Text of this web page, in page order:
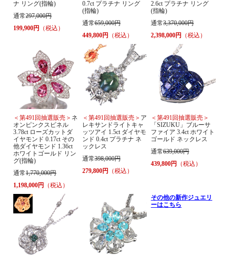
ナ リング(指輪)
通常297,000円
199,900円
（税込）
0.7ct プラチナ リング
(指輪)
通常659,000円
449,800円
（税込）
2.6ct プラチナ リング
(指輪)
通常3,370,000円
2,398,000円
（税込）
＜第491回抽選販売＞ ネ
オンピンクスピネル
3.78ct ローズカットダ
イヤモンド 0.17ct その
他ダイヤモンド 1.36ct
ホワイトゴールド リン
グ(指輪)
通常1,770,000円
1,198,000円 （税込）
＜第491回抽選販売＞ ア
レキサンドライトキャ
ッツアイ 1.5ct ダイヤモ
ンド 0.4ct プラチナ ネ
ックレス
通常398,000円
279,800円 （税込）
＜第491回抽選販売＞
「SIZUKU」ブルーサ
ファイア 3.4ct ホワイト
ゴールド ネックレス
通常639,000円
439,800円 （税込）
その他の新作ジュエリ
ーはこちら